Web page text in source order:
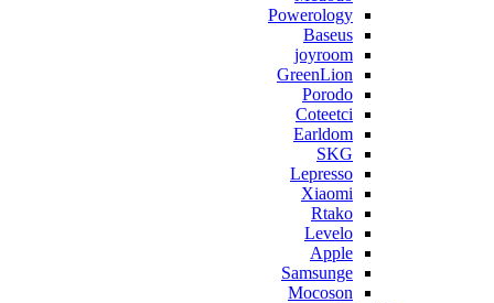
Powerology
Baseus
joyroom
GreenLion
Porodo
Coteetci
Earldom
SKG
Lepresso
Xiaomi
Rtako
Levelo
Apple
Samsunge
Mocoson